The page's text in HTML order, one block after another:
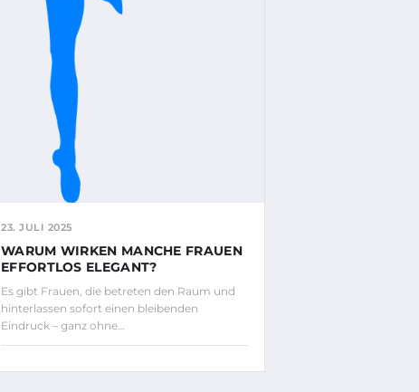
23. JULI 2025
WARUM WIRKEN MANCHE FRAUEN
EFFORTLOS ELEGANT?
Es gibt Frauen, die betreten den Raum und
hinterlassen sofort einen bleibenden
Eindruck – ganz ohne…